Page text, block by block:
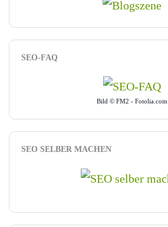
SEO-FAQ
Bild © FM2 - Fotolia.com
SEO SELBER MACHEN